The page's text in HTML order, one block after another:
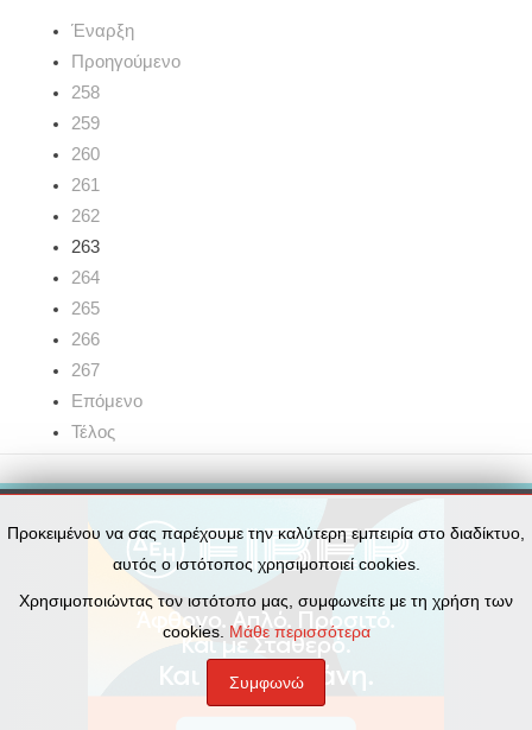
Έναρξη
Προηγούμενο
258
259
260
261
262
263
264
265
266
267
Επόμενο
Τέλος
Προκειμένου να σας παρέχουμε την καλύτερη εμπειρία στο διαδίκτυο,
αυτός ο ιστότοπος χρησιμοποιεί cookies.
Χρησιμοποιώντας τον ιστότοπο μας, συμφωνείτε με τη χρήση των
cookies. Μάθε περισσότερα
Συμφωνώ